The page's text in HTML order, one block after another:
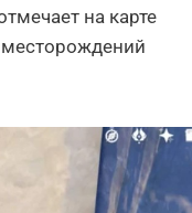
на карте